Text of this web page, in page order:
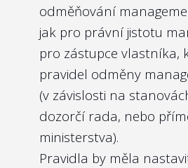
odměňování
jak pro právní jistotu
pro zástupce vlastníka,
pravidel odměny
(v závislosti na
dozorčí rada, nebo
ministerstva).
Pravidla by měla